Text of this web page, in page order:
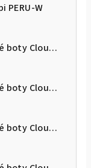
PERU-W
Dámské silniční běžecké boty Cloudmonster 3
Dámské silniční běžecké boty Cloudmonster 3
Dámské silniční běžecké boty Cloudsurfer Max